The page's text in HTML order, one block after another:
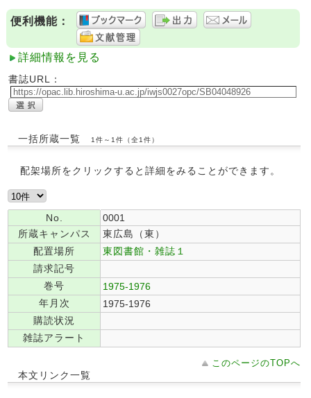
便利機能：
詳細情報を見る
書誌URL：
一括所蔵一覧 1件～1件（全1件）
配架場所をクリックすると詳細をみることができます。
No.
0001
所蔵キャンパス
東広島（東）
配置場所
東図書館・雑誌１
請求記号
巻号
1975-1976
年月次
1975-1976
購読状況
雑誌アラート
このページのTOPへ
本文リンク一覧